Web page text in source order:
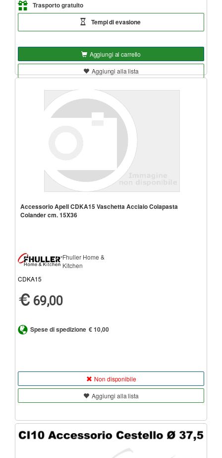
Trasporto gratuito
Tempi di evasione
Aggiungi al carrello
Aggiungi alla lista
Accessorio Apell CDKA15 Vaschetta Acciaio Colapasta
Colander cm. 15X36
Fhuller Home &
Kitchen
CDKA15
69,00
Spese di spedizione € 10,00
Non disponibile
Aggiungi alla lista